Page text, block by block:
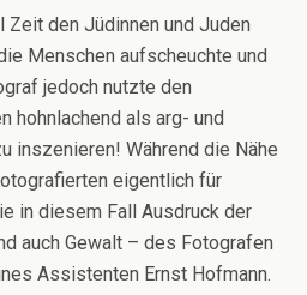
den Jüdinnen und Juden
Menschen aufscheuchte und
jedoch nutzte den
hohnlachend als arg- und
inszenieren! Während die Nähe
eigentlich für
in diesem Fall Ausdruck der
auch Gewalt – des Fotografen
Assistenten Ernst Hofmann.